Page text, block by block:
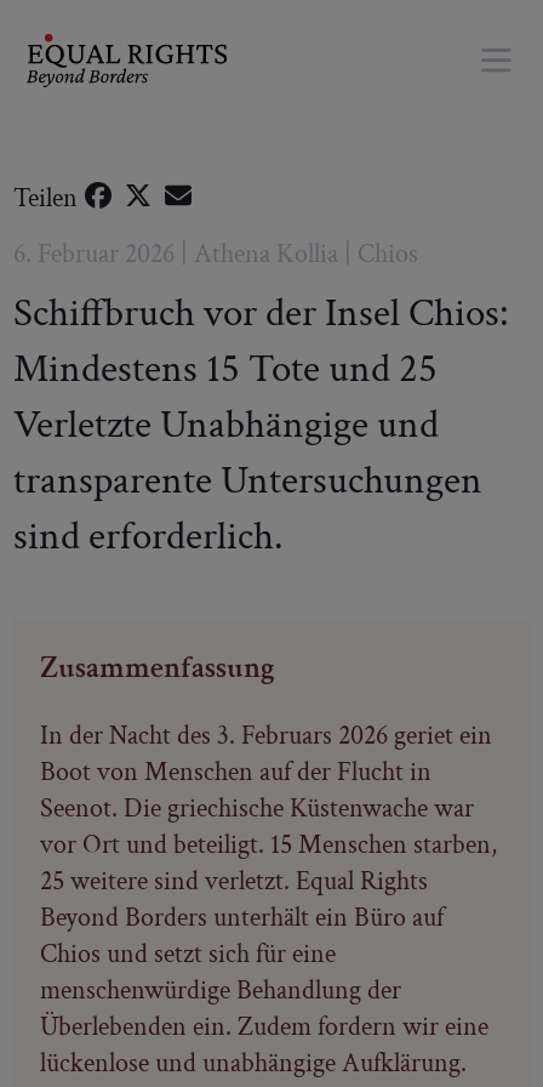
Teilen
6. Februar 2026 | Athena Kollia | Chios
Schiffbruch vor der Insel Chios:
Mindestens 15 Tote und 25
Verletzte Unabhängige und
transparente Untersuchungen
sind erforderlich.
Zusammenfassung
In der Nacht des 3. Februars 2026 geriet ein
Boot von Menschen auf der Flucht in
Seenot. Die griechische Küstenwache war
vor Ort und beteiligt. 15 Menschen starben,
25 weitere sind verletzt. Equal Rights
Beyond Borders unterhält ein Büro auf
Chios und setzt sich für eine
menschenwürdige Behandlung der
Überlebenden ein. Zudem fordern wir eine
lückenlose und unabhängige Aufklärung.